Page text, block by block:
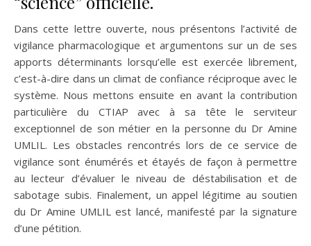
Dans cette lettre ouverte, nous présentons l’activité de
vigilance pharmacologique et argumentons sur un de ses
apports déterminants lorsqu’elle est exercée librement,
c’est-à-dire dans un climat de confiance réciproque avec le
système. Nous mettons ensuite en avant la contribution
particulière du CTIAP avec à sa tête le serviteur
exceptionnel de son métier en la personne du Dr Amine
UMLIL. Les obstacles rencontrés lors de ce service de
vigilance sont énumérés et étayés de façon à permettre
au lecteur d’évaluer le niveau de déstabilisation et de
sabotage subis. Finalement, un appel légitime au soutien
du Dr Amine UMLIL est lancé, manifesté par la signature
d’une pétition.